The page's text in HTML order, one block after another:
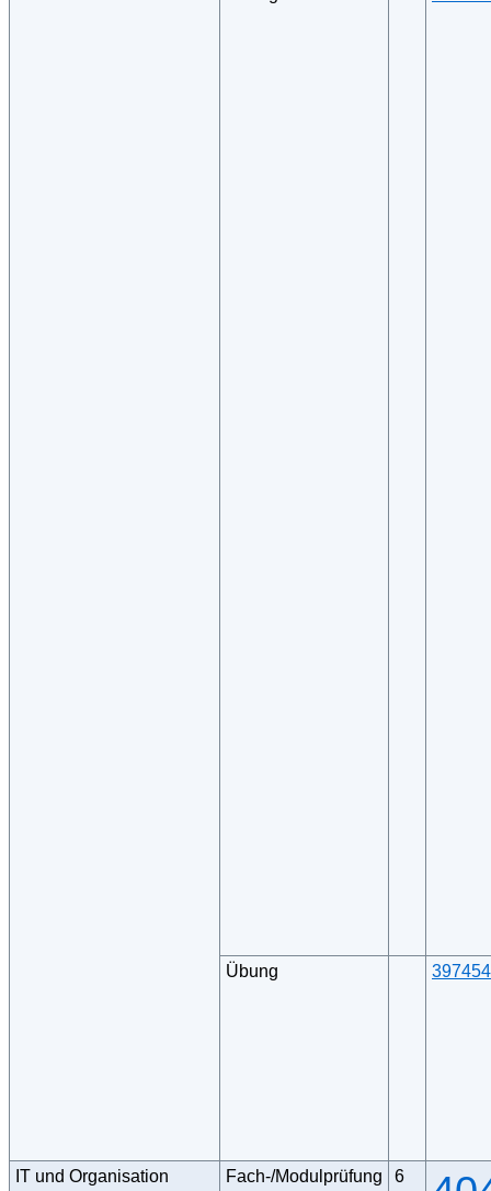
Übung 397454
IT und Organisation Fach-/Modulprüfung 6